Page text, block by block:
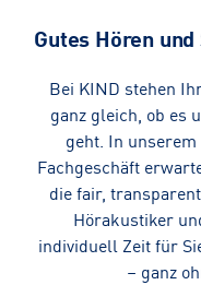
Gutes Hören
Bei KIND stehen
ganz gleich, ob es
geht. In
Fachgeschäft
die fair,
Hörakustiker
individuell Zeit für
– ganz